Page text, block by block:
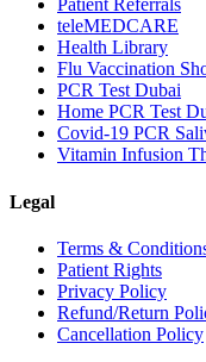
Patient Referrals
teleMEDCARE
Health Library
Flu Vaccination
PCR Test Dubai
Home PCR Test
Covid-19 PCR
Vitamin Infusion
Legal
Terms &
Patient Rights
Privacy Policy
Refund/Return
Cancellation Policy